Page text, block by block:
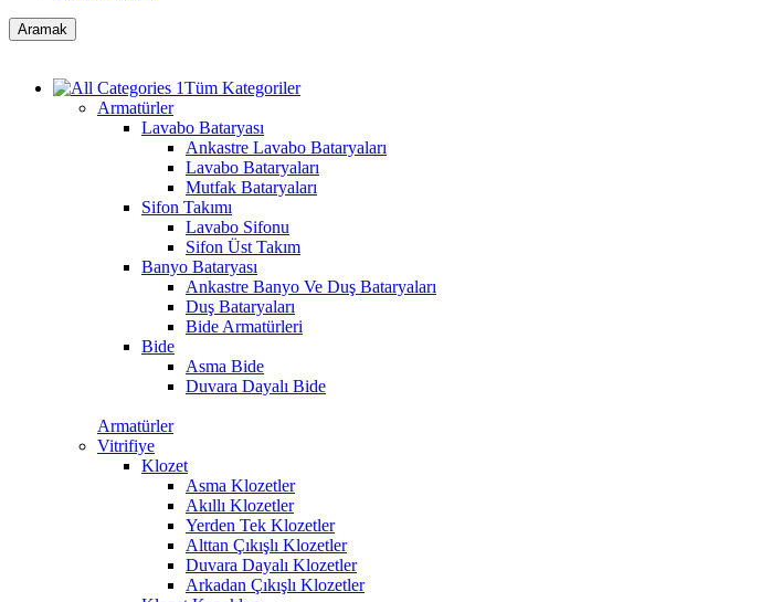
Aramak
Tüm Kategoriler
Armatürler
Lavabo Bataryası
Ankastre Lavabo Bataryaları
Lavabo Bataryaları
Mutfak Bataryaları
Sifon Takımı
Lavabo Sifonu
Sifon Üst Takım
Banyo Bataryası
Ankastre Banyo Ve Duş Bataryaları
Duş Bataryaları
Bide Armatürleri
Bide
Asma Bide
Duvara Dayalı Bide
Armatürler
Vitrifiye
Klozet
Asma Klozetler
Akıllı Klozetler
Yerden Tek Klozetler
Alttan Çıkışlı Klozetler
Duvara Dayalı Klozetler
Arkadan Çıkışlı Klozetler